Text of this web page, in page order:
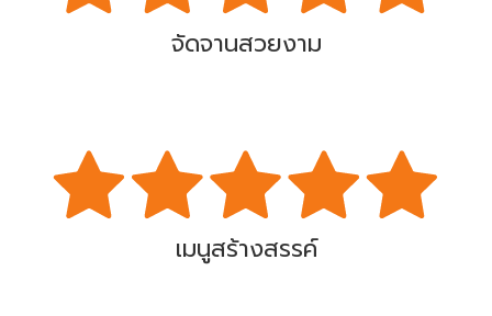
จัดจานสวยงาม
เมนูสร้างสรรค์